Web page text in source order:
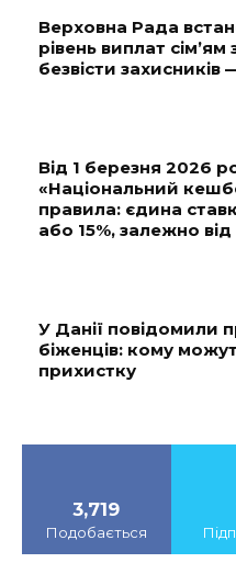
Верховна Рада
рівень виплат
безвісти захисників
Від 1 березня 2026
«Національний
правила: єдина
або 15%, залежно від
У Данії повідомили
біженців: кому
прихистку
3,719
Подобається